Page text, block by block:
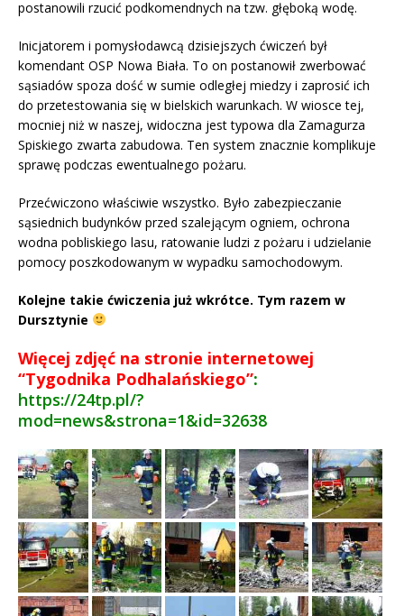
postanowili rzucić podkomendnych na tzw. głęboką wodę.
Inicjatorem i pomysłodawcą dzisiejszych ćwiczeń był
komendant OSP Nowa Biała. To on postanowił zwerbować
sąsiadów spoza dość w sumie odległej miedzy i zaprosić ich
do przetestowania się w bielskich warunkach. W wiosce tej,
mocniej niż w naszej, widoczna jest typowa dla Zamagurza
Spiskiego zwarta zabudowa. Ten system znacznie komplikuje
sprawę podczas ewentualnego pożaru.
Przećwiczono właściwie wszystko. Było zabezpieczanie
sąsiednich budynków przed szalejącym ogniem, ochrona
wodna pobliskiego lasu, ratowanie ludzi z pożaru i udzielanie
pomocy poszkodowanym w wypadku samochodowym.
Kolejne takie ćwiczenia już wkrótce. Tym razem w
Dursztynie
Więcej zdjęć na stronie internetowej
“Tygodnika Podhalańskiego”:
https://24tp.pl/?
mod=news&strona=1&id=32638